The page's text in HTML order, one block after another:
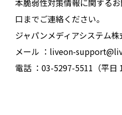
本脆弱性対策情報に関する
口までご連絡ください。
ジャパンメディアシステム
メール ：liveon-
電話 ：03-5297-5511（平日